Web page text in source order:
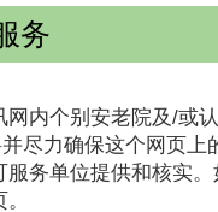
务
内个别安老院及/或
尽力确保这个网页
服务单位提供和核实